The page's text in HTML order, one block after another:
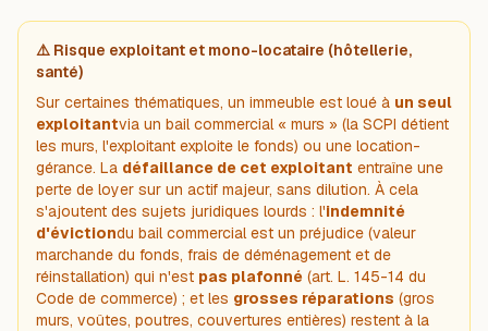
⚠️ Risque exploitant et mono-locataire (hôtellerie,
santé)
Sur certaines thématiques, un immeuble est loué à un seul
exploitantvia un bail commercial « murs » (la SCPI détient
les murs, l'exploitant exploite le fonds) ou une location-
gérance. La défaillance de cet exploitant entraîne une
perte de loyer sur un actif majeur, sans dilution. À cela
s'ajoutent des sujets juridiques lourds : l'indemnité
d'évictiondu bail commercial est un préjudice (valeur
marchande du fonds, frais de déménagement et de
réinstallation) qui n'est pas plafonné (art. L. 145-14 du
Code de commerce) ; et les grosses réparations (gros
murs, voûtes, poutres, couvertures entières) restent à la